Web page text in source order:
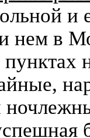
и
нем в